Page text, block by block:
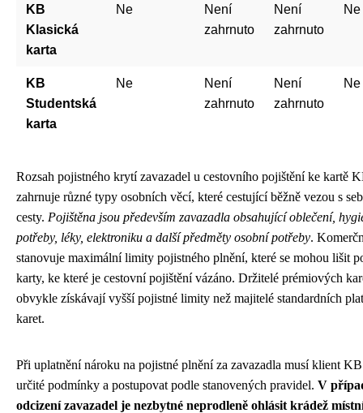
KB
Klasická
karta
Ne
Není
zahrnuto
Není
zahrnuto
Ne
KB
Studentská
karta
Ne
Není
zahrnuto
Není
zahrnuto
Ne
Rozsah pojistného krytí zavazadel u cestovního pojištění ke kartě
zahrnuje různé typy osobních věcí, které cestující běžně vezou s
cesty. Pojištěna jsou především zavazadla obsahující oblečení,
potřeby, léky, elektroniku a další předměty osobní potřeby.
stanovuje maximální limity pojistného plnění, které se mohou lišit
karty, ke které je cestovní pojištění vázáno. Držitelé prémiových
obvykle získávají vyšší pojistné limity než majitelé standardních
karet.
Při uplatnění nároku na pojistné plnění za zavazadla musí klient
určité podmínky a postupovat podle stanovených pravidel. V
odcizení zavazadel je nezbytné neprodleně ohlásit krádež